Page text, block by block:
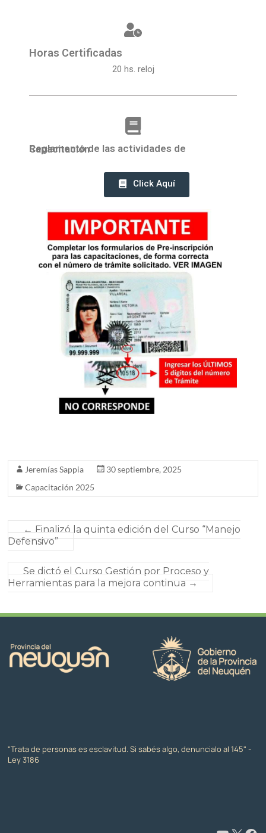
Horas Certificadas
20 hs. reloj
Reglamento de las actividades de Capacitación
Click Aquí
Jeremías Sappia
30 septiembre, 2025
Capacitación 2025
← Finalizó la quinta edición del Curso “Manejo
Defensivo”
Se dictó el Curso Gestión por Proceso y
Herramientas para la mejora continua →
"Trata de personas es esclavitud. Si sabés algo, denuncialo al 145" -
Ley 3186